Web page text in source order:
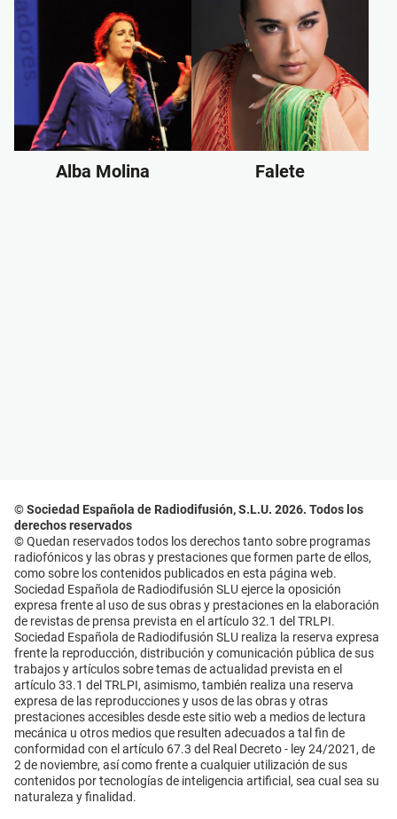
Alba Molina Falete
© Sociedad Española de Radiodifusión, S.L.U. 2026. Todos los
derechos reservados
© Quedan reservados todos los derechos tanto sobre programas
radiofónicos y las obras y prestaciones que formen parte de ellos,
como sobre los contenidos publicados en esta página web.
Sociedad Española de Radiodifusión SLU ejerce la oposición
expresa frente al uso de sus obras y prestaciones en la elaboración
de revistas de prensa prevista en el artículo 32.1 del TRLPI.
Sociedad Española de Radiodifusión SLU realiza la reserva expresa
frente la reproducción, distribución y comunicación pública de sus
trabajos y artículos sobre temas de actualidad prevista en el
artículo 33.1 del TRLPI, asimismo, también realiza una reserva
expresa de las reproducciones y usos de las obras y otras
prestaciones accesibles desde este sitio web a medios de lectura
mecánica u otros medios que resulten adecuados a tal fin de
conformidad con el artículo 67.3 del Real Decreto - ley 24/2021, de
2 de noviembre, así como frente a cualquier utilización de sus
contenidos por tecnologías de inteligencia artificial, sea cual sea su
naturaleza y finalidad.